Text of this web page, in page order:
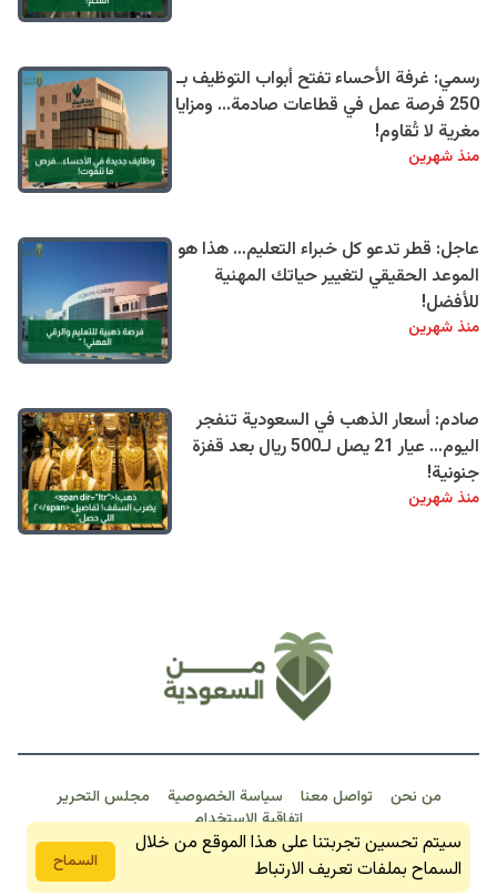
رسمي: غرفة الأحساء تفتح أبواب التوظيف بـ
250 فرصة عمل في قطاعات صادمة... ومزايا
مغرية لا تُقاوم!
منذ شهرين
عاجل: قطر تدعو كل خبراء التعليم… هذا هو
الموعد الحقيقي لتغيير حياتك المهنية
للأفضل!
منذ شهرين
صادم: أسعار الذهب في السعودية تنفجر
اليوم… عيار 21 يصل لـ500 ريال بعد قفزة
جنونية!
منذ شهرين
من نحن تواصل معنا سياسة الخصوصية
مجلس التحرير
اتفاقية الاستخدام
من السعودية 2026 © جمبع الحقوق محفوظة
سيتم تحسين تجربتنا على هذا الموقع من خلال
السماح بملفات تعريف الارتباط
السماح